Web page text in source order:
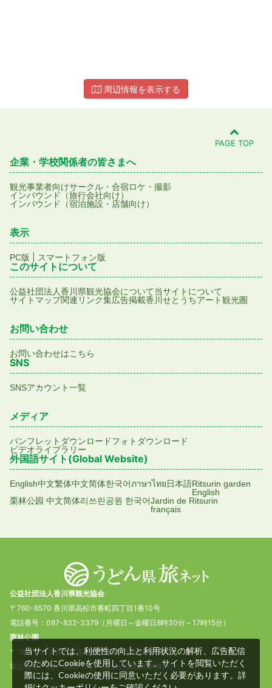
周辺情報を表示する
PAGE TOP
企業・学校関係者の皆さまへ
観光事業者向けサークル・合宿ロケ・撮影
インバウンド（旅行会社向け）
インバウンド（宿泊施設・店舗向け）
表示
PC版 スマートフォン版
このサイトについて
公益社団法人香川県観光協会について当サイトについて
サイトマップ関連リンク集広告掲載香川せとうちアート観光圏
お問い合わせ
お問い合わせはこちら
SNS
SNSアカウント一覧
メディア
パンフレットダウンロードフォトダウンロード
ビデオライブラリー
外国語サイト(Global Website)
English中文繁体中文简体한국어ภาษาไทย日本語Ritsurin garden
English
栗林公园 中文简体리쓰린공원 한국어Jardin de Ritsurin
français
公益社団法人香川県観光協会
〒760-8570 香川県高松市番町四丁目1番10号
電話番号：087-832-3379（月曜日～金曜日8時30分～17時15分）
栗林公園
〒760-0073 香川県高松市栗林町1丁目20番16号
電話番号：087-833-7411（栗林公園観光事務所）
当サイトでは、利便性の向上と利用状況の解析、広告配信
のためにCookieを使用しています。サイトを閲覧いただく
際には、Cookieの使用に同意いただく必要があります。詳